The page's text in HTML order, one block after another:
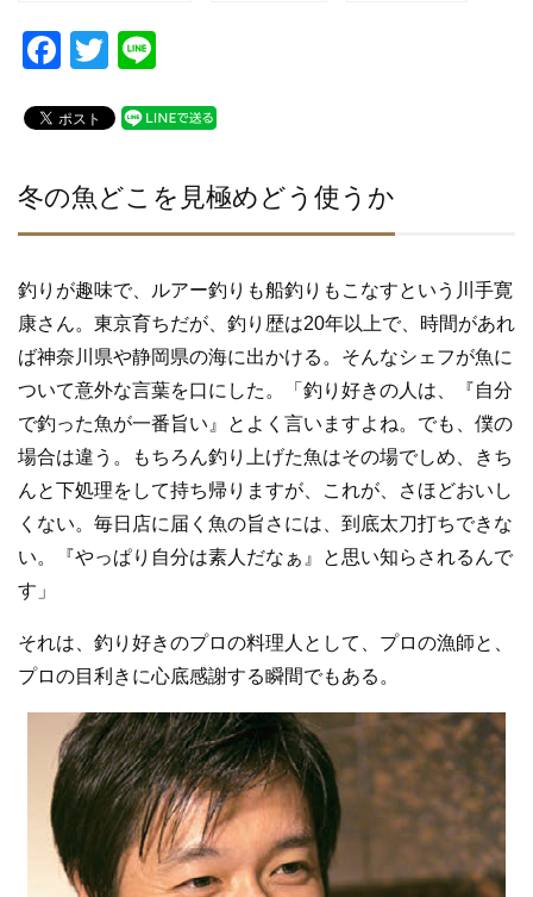
F
c
b
o
o
k
T
tt
e
冬の魚どこを見極めどう使うか
釣りが趣味で、ルアー釣りも船釣りもこなすという川手寛
康さん。東京育ちだが、釣り歴は20年以上で、時間があれ
ば神奈川県や静岡県の海に出かける。そんなシェフが魚に
ついて意外な言葉を口にした。「釣り好きの人は、『自分
で釣った魚が一番旨い』とよく言いますよね。でも、僕の
場合は違う。もちろん釣り上げた魚はその場でしめ、きち
んと下処理をして持ち帰りますが、これが、さほどおいし
くない。毎日店に届く魚の旨さには、到底太刀打ちできな
い。『やっぱり自分は素人だなぁ』と思い知らされるんで
す」
それは、釣り好きのプロの料理人として、プロの漁師と、
プロの目利きに心底感謝する瞬間でもある。